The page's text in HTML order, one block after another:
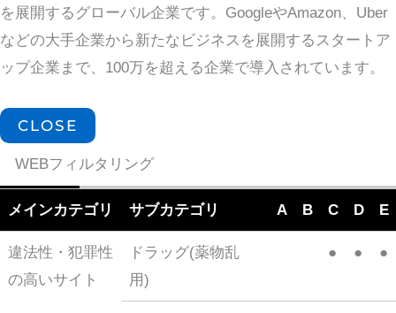
を展開するグローバル企業です。GoogleやAmazon、Uber
などの大手企業から新たなビジネスを展開するスタートア
ップ企業まで、100万を超える企業で導入されています。
CLOSE
WEBフィルタリング
メインカテゴリ サブカテゴリ A B C D E
違法性・犯罪性
の高いサイト
ドラッグ(薬物乱
用)
● ● ●